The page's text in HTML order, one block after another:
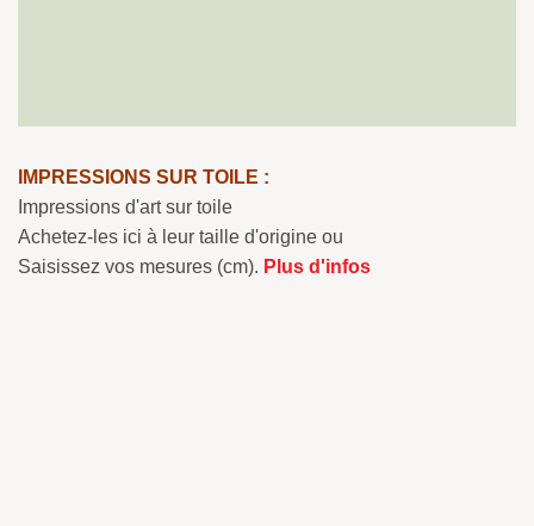
IMPRESSIONS SUR TOILE :
Impressions d'art sur toile
Achetez-les ici à leur taille d'origine ou
Saisissez vos mesures (cm). Plus d'infos